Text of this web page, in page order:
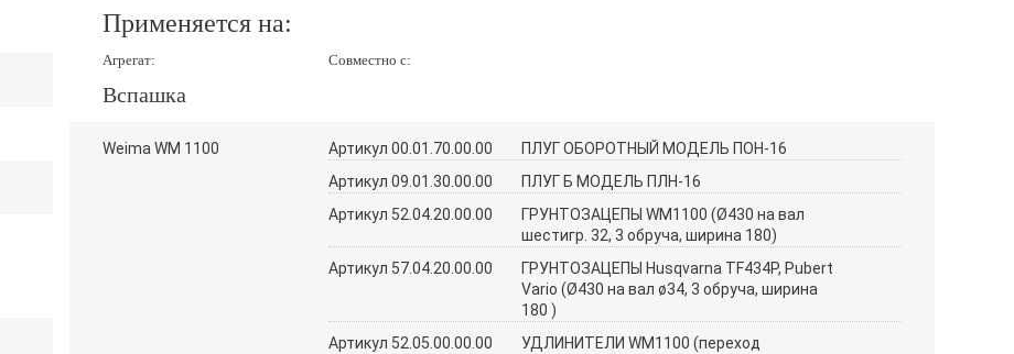
Применяется на:
Агрегат: Совместно с:
Вспашка
Weima WM 1100 Артикул 00.01.70.00.00
ПЛУГ ОБОРОТНЫЙ МОДЕЛЬ ПОН-16
Артикул 09.01.30.00.00
ПЛУГ Б МОДЕЛЬ ПЛН-16
Артикул 52.04.20.00.00
ГРУНТОЗАЦЕПЫ WM1100 (Ø430 на вал
шестигр. 32, 3 обруча, ширина 180)
Артикул 57.04.20.00.00
ГРУНТОЗАЦЕПЫ Husqvarna TF434P, Pubert
Vario (Ø430 на вал ø34, 3 обруча, ширина
180 )
Артикул 52.05.00.00.00
УДЛИНИТЕЛИ WM1100 (переход